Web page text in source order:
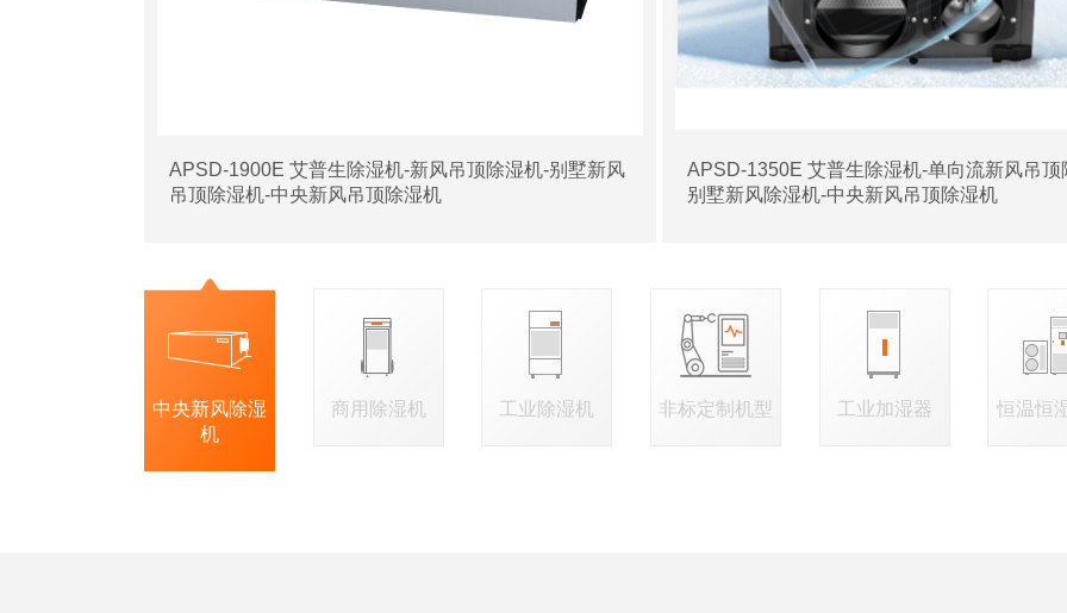
APSD-1900E 艾普生除湿机-新风吊顶除湿机-别墅新风
吊顶除湿机-中央新风吊顶除湿机
APSD-1350E 艾普生除湿机-单向流新风吊顶
别墅新风除湿机-中央新风吊顶除湿机
中央新风除湿
机
商用除湿机 工业除湿机 非标定制机型 工业加湿器 恒温恒